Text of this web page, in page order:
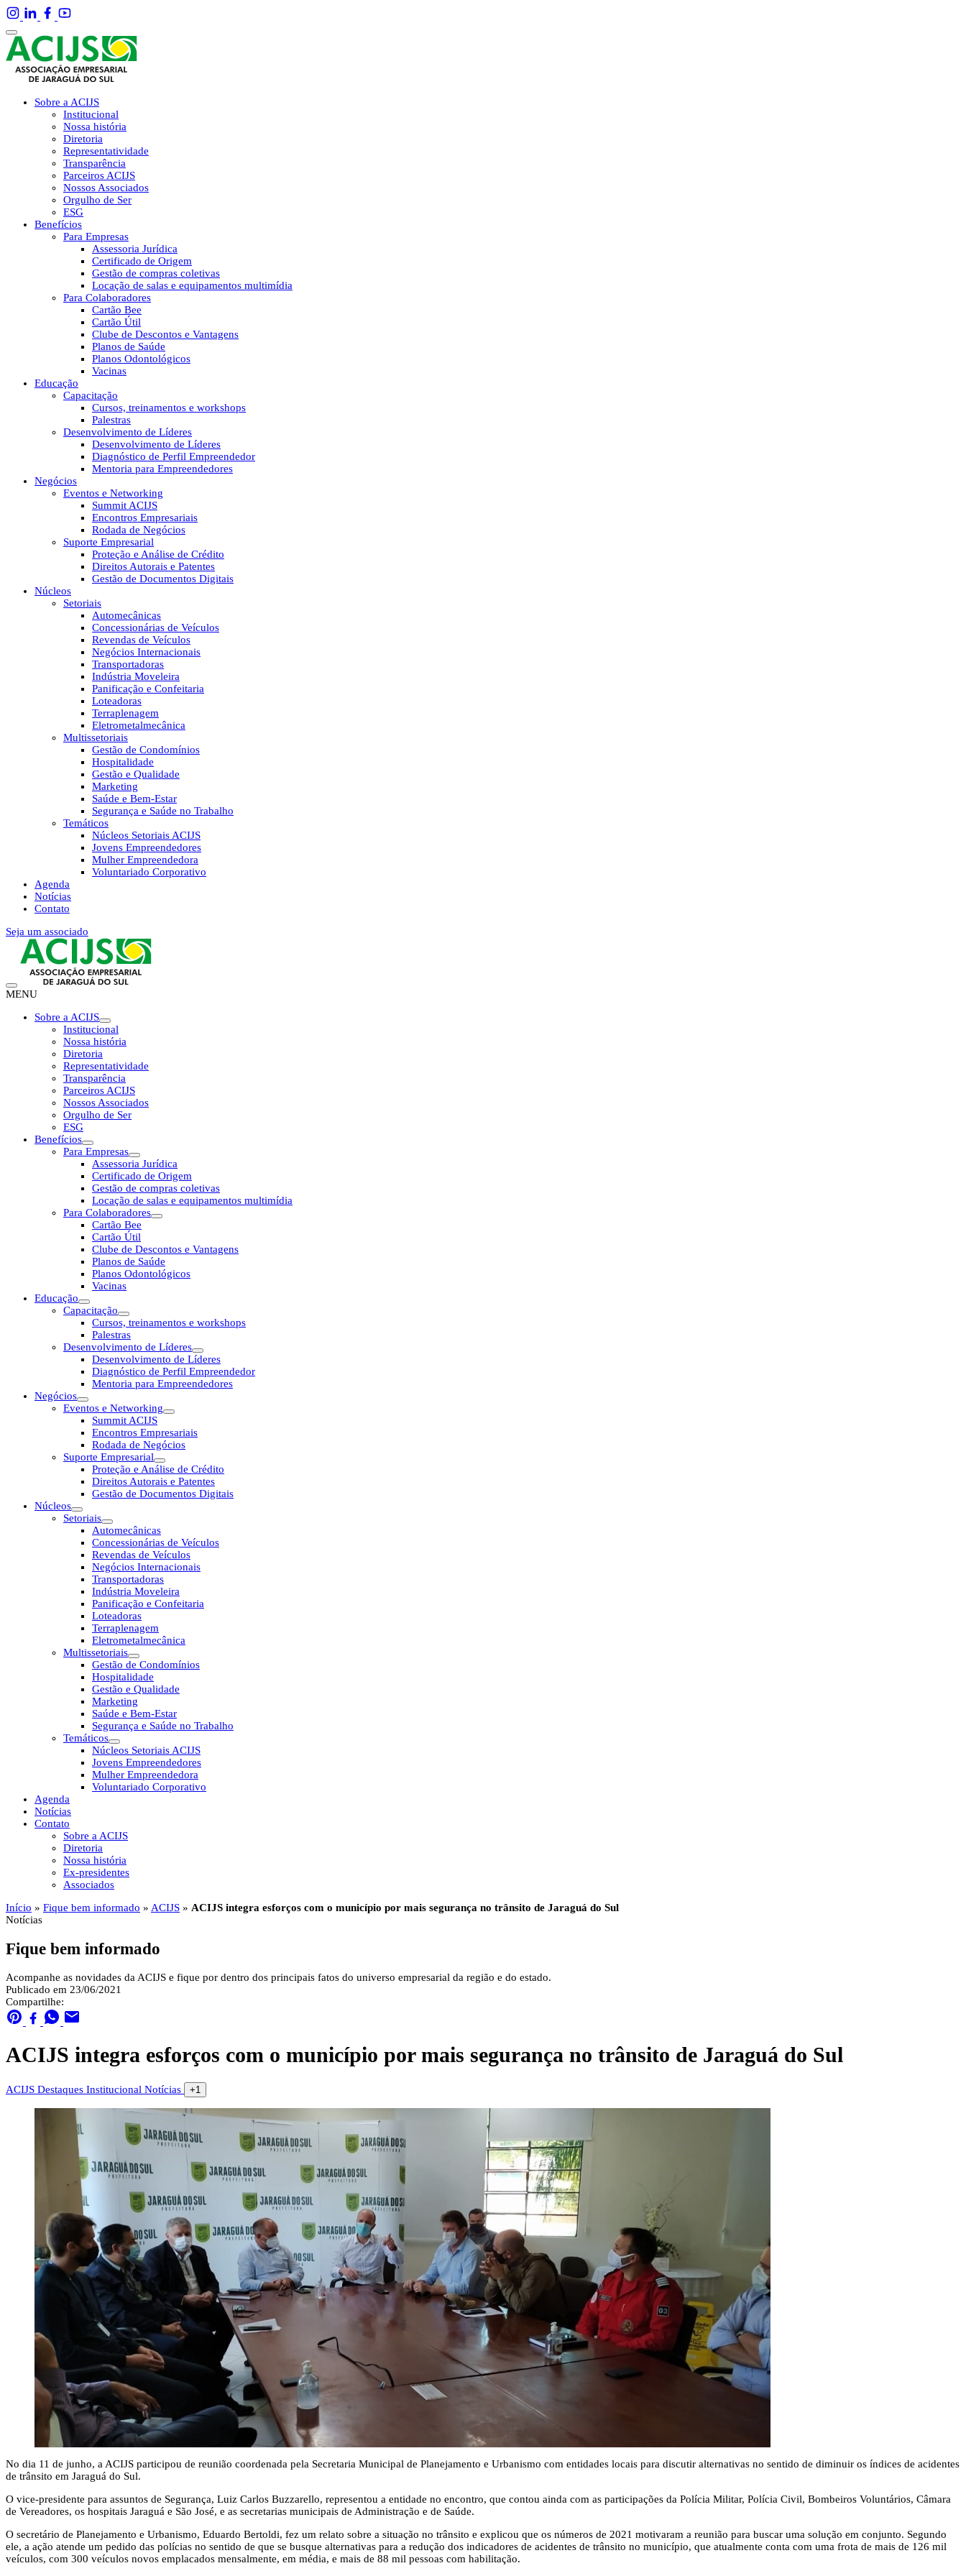
Sobre a ACIJS
Institucional
Nossa história
Diretoria
Representatividade
Transparência
Parceiros ACIJS
Nossos Associados
Orgulho de Ser
ESG
Benefícios
Para Empresas
Assessoria Jurídica
Certificado de Origem
Gestão de compras coletivas
Locação de salas e equipamentos multimídia
Para Colaboradores
Cartão Bee
Cartão Útil
Clube de Descontos e Vantagens
Planos de Saúde
Planos Odontológicos
Vacinas
Educação
Capacitação
Cursos, treinamentos e workshops
Palestras
Desenvolvimento de Líderes
Desenvolvimento de Líderes
Diagnóstico de Perfil Empreendedor
Mentoria para Empreendedores
Negócios
Eventos e Networking
Summit ACIJS
Encontros Empresariais
Rodada de Negócios
Suporte Empresarial
Proteção e Análise de Crédito
Direitos Autorais e Patentes
Gestão de Documentos Digitais
Núcleos
Setoriais
Automecânicas
Concessionárias de Veículos
Revendas de Veículos
Negócios Internacionais
Transportadoras
Indústria Moveleira
Panificação e Confeitaria
Loteadoras
Terraplenagem
Eletrometalmecânica
Multissetoriais
Gestão de Condomínios
Hospitalidade
Gestão e Qualidade
Marketing
Saúde e Bem-Estar
Segurança e Saúde no Trabalho
Temáticos
Núcleos Setoriais ACIJS
Jovens Empreendedores
Mulher Empreendedora
Voluntariado Corporativo
Agenda
Notícias
Contato
Seja um associado
MENU
Sobre a ACIJS
Institucional
Nossa história
Diretoria
Representatividade
Transparência
Parceiros ACIJS
Nossos Associados
Orgulho de Ser
ESG
Benefícios
Para Empresas
Assessoria Jurídica
Certificado de Origem
Gestão de compras coletivas
Locação de salas e equipamentos multimídia
Para Colaboradores
Cartão Bee
Cartão Útil
Clube de Descontos e Vantagens
Planos de Saúde
Planos Odontológicos
Vacinas
Educação
Capacitação
Cursos, treinamentos e workshops
Palestras
Desenvolvimento de Líderes
Desenvolvimento de Líderes
Diagnóstico de Perfil Empreendedor
Mentoria para Empreendedores
Negócios
Eventos e Networking
Summit ACIJS
Encontros Empresariais
Rodada de Negócios
Suporte Empresarial
Proteção e Análise de Crédito
Direitos Autorais e Patentes
Gestão de Documentos Digitais
Núcleos
Setoriais
Automecânicas
Concessionárias de Veículos
Revendas de Veículos
Negócios Internacionais
Transportadoras
Indústria Moveleira
Panificação e Confeitaria
Loteadoras
Terraplenagem
Eletrometalmecânica
Multissetoriais
Gestão de Condomínios
Hospitalidade
Gestão e Qualidade
Marketing
Saúde e Bem-Estar
Segurança e Saúde no Trabalho
Temáticos
Núcleos Setoriais ACIJS
Jovens Empreendedores
Mulher Empreendedora
Voluntariado Corporativo
Agenda
Notícias
Contato
Sobre a ACIJS
Diretoria
Nossa história
Ex-presidentes
Associados
Início » Fique bem informado » ACIJS » ACIJS integra esforços com o município por mais segurança no trânsito de Jaraguá do Sul
Notícias
Fique bem informado
Acompanhe as novidades da ACIJS e fique por dentro dos principais fatos do universo empresarial da região e do estado.
Publicado em 23/06/2021
Compartilhe:
ACIJS integra esforços com o município por mais segurança no trânsito de Jaraguá do Sul
ACIJS Destaques Institucional Notícias +1
No dia 11 de junho, a ACIJS participou de reunião coordenada pela Secretaria Municipal de Planejamento e Urbanismo com entidades locais para discutir alternativas no sentido de diminuir os índices de acidentes
de trânsito em Jaraguá do Sul.
O vice-presidente para assuntos de Segurança, Luiz Carlos Buzzarello, representou a entidade no encontro, que contou ainda com as participações da Polícia Militar, Polícia Civil, Bombeiros Voluntários, Câmara
de Vereadores, os hospitais Jaraguá e São José, e as secretarias municipais de Administração e de Saúde.
O secretário de Planejamento e Urbanismo, Eduardo Bertoldi, fez um relato sobre a situação no trânsito e explicou que os números de 2021 motivaram a reunião para buscar uma solução em conjunto. Segundo
ele, a ação atende um pedido das polícias no sentido de que se busque alternativas para a redução dos indicadores de acidentes de trânsito no município, que atualmente conta com uma frota de mais de 126 mil
veículos, com 300 veículos novos emplacados mensalmente, em média, e mais de 88 mil pessoas com habilitação.